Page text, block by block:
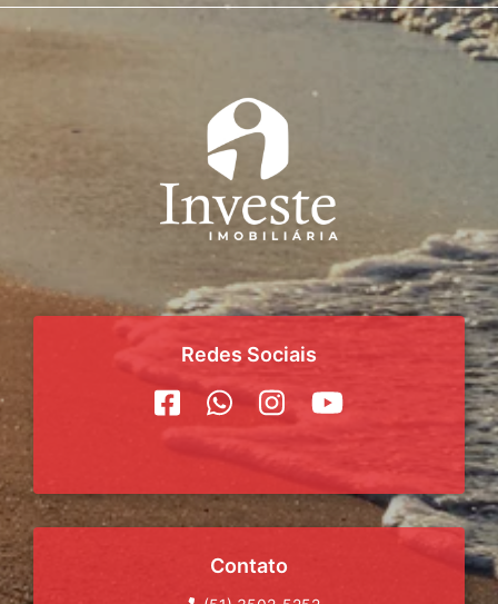
Redes Sociais
Contato